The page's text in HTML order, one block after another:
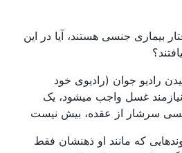
بیماری جنسی هستند، آیا در این
رادیو جوان (رادیوی خود
غسل واجب میشود، یک
سرشار از عقده، بیش نیست
که مانند او ذهنشان فقط